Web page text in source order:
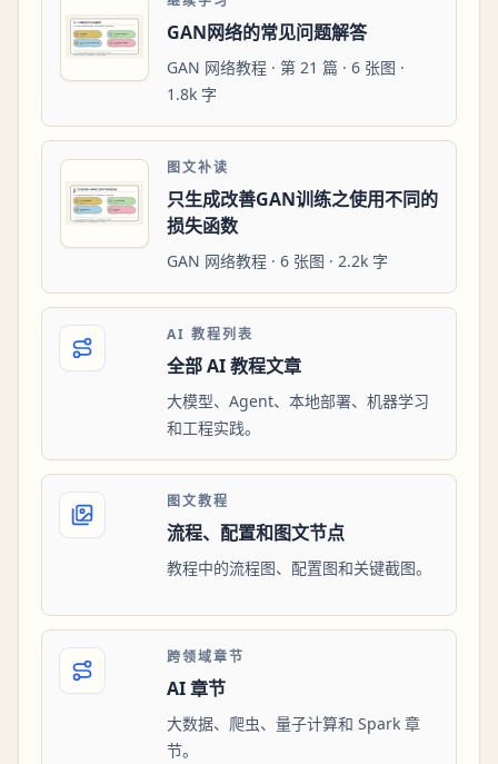
GAN网络的常见问题解答
GAN 网络教程 · 第 21 篇 · 6 张图 ·
1.8k 字
图文补读
只生成改善GAN训练之使用不同的
损失函数
GAN 网络教程 · 6 张图 · 2.2k 字
AI 教程列表
全部 AI 教程文章
大模型、Agent、本地部署、机器学习
和工程实践。
图文教程
流程、配置和图文节点
教程中的流程图、配置图和关键截图。
跨领域章节
AI 章节
大数据、爬虫、量子计算和 Spark 章
节。